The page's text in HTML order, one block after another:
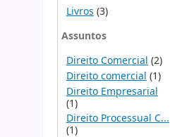
Livros (3)
Assuntos
Direito Comercial (2)
Direito comercial (1)
Direito Empresarial
(1)
Direito Processual C...
(1)